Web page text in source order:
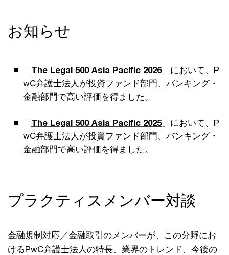
お知らせ
「 The Legal 500 Asia Pacific 2026」において、P
wC弁護士法人が投資ファンド部門、バンキング・
金融部門で高い評価を得ました。
「 The Legal 500 Asia Pacific 2025」において、P
wC弁護士法人が投資ファンド部門、バンキング・
金融部門で高い評価を得ました。
プラクティスメンバー対談
金融規制対応／金融取引のメンバーが、この分野にお
けるPwC弁護士法人の特長、業界のトレンド、今後の